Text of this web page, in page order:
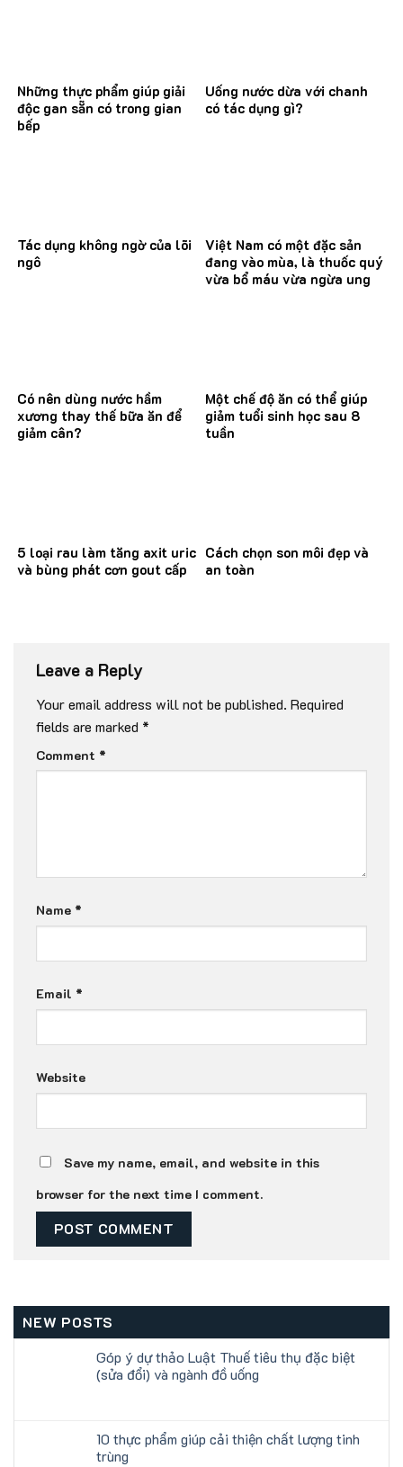
Những thực phẩm giúp giải
độc gan sẵn có trong gian
bếp
Uống nước dừa với chanh
có tác dụng gì?
Tác dụng không ngờ của lõi
ngô
Việt Nam có một đặc sản
đang vào mùa, là thuốc quý
vừa bổ máu vừa ngừa ung
Có nên dùng nước hầm
xương thay thế bữa ăn để
giảm cân?
Một chế độ ăn có thể giúp
giảm tuổi sinh học sau 8
tuần
5 loại rau làm tăng axit uric
và bùng phát cơn gout cấp
Cách chọn son môi đẹp và
an toàn
Leave a Reply
Your email address will not be published. Required
fields are marked *
Comment *
Name *
Email *
Website
Save my name, email, and website in this
browser for the next time I comment.
NEW POSTS
Góp ý dự thảo Luật Thuế tiêu thụ đặc biệt
(sửa đổi) và ngành đồ uống
10 thực phẩm giúp cải thiện chất lượng tinh
trùng